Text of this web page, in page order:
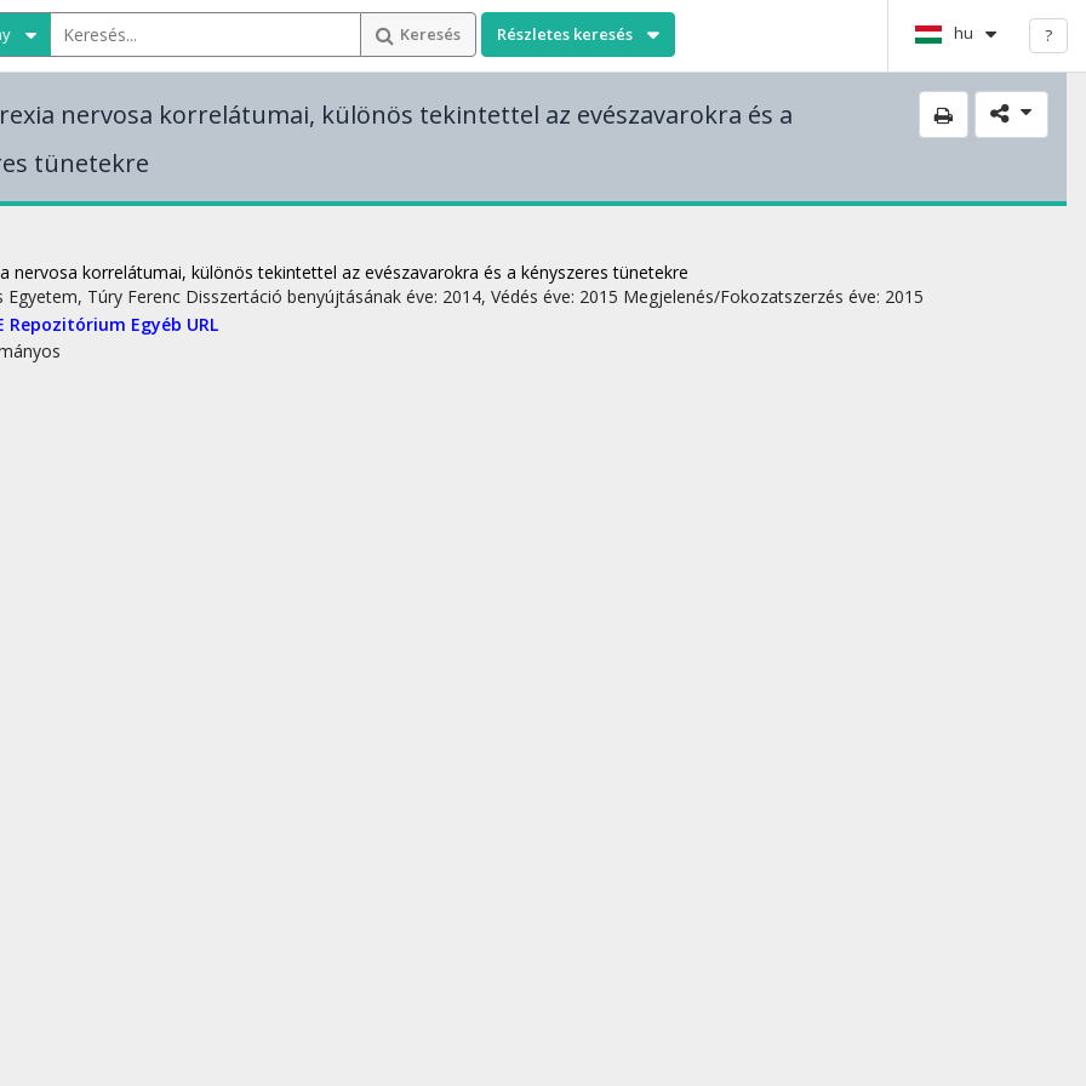
Keresés Részletes keresés hu ?
nervosa korrelátumai, különös tekintettel az evészavarokra és a
tünetekre
nervosa korrelátumai, különös tekintettel az evészavarokra és a kényszeres tünetekre
Egyetem, Túry Ferenc Disszertáció benyújtásának éve: 2014, Védés éve: 2015 Megjelenés/Fokozatszerzés éve: 2015
Repozitórium Egyéb URL